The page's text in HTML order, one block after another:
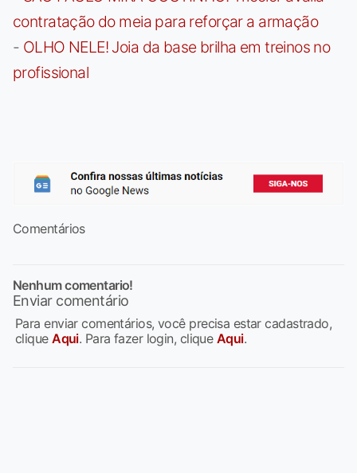
contratação do meia para reforçar a armação
- OLHO NELE! Joia da base brilha em treinos no
profissional
Comentários
Nenhum comentario!
Enviar comentário
Para enviar comentários, você precisa estar cadastrado,
cliqueAqui. Para fazer login, clique Aqui.